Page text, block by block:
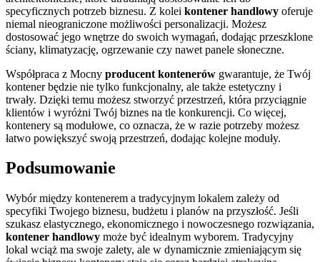
specyficznych potrzeb biznesu. Z kolei kontener handlowy oferuje
niemal nieograniczone możliwości personalizacji. Możesz
dostosować jego wnętrze do swoich wymagań, dodając przeszklone
ściany, klimatyzację, ogrzewanie czy nawet panele słoneczne.
Współpraca z Mocny producent kontenerów gwarantuje, że Twój
kontener będzie nie tylko funkcjonalny, ale także estetyczny i
trwały. Dzięki temu możesz stworzyć przestrzeń, która przyciągnie
klientów i wyróżni Twój biznes na tle konkurencji. Co więcej,
kontenery są modułowe, co oznacza, że w razie potrzeby możesz
łatwo powiększyć swoją przestrzeń, dodając kolejne moduły.
Podsumowanie
Wybór między kontenerem a tradycyjnym lokalem zależy od
specyfiki Twojego biznesu, budżetu i planów na przyszłość. Jeśli
szukasz elastycznego, ekonomicznego i nowoczesnego rozwiązania,
kontener handlowy może być idealnym wyborem. Tradycyjny
lokal wciąż ma swoje zalety, ale w dynamicznie zmieniającym się